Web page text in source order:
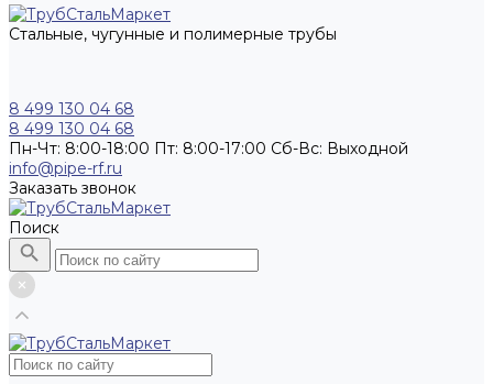
Стальные, чугунные и полимерные трубы
8 499 130 04 68
8 499 130 04 68
Пн-Чт: 8:00-18:00 Пт: 8:00-17:00 Сб-Вс: Выходной
info@pipe-rf.ru
Заказать звонок
Поиск